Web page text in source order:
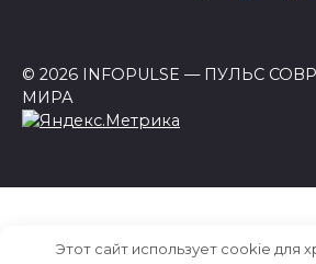
© 2026 INFOPULSE — ПУЛЬС
МИРА
Этот сайт использует cookie для